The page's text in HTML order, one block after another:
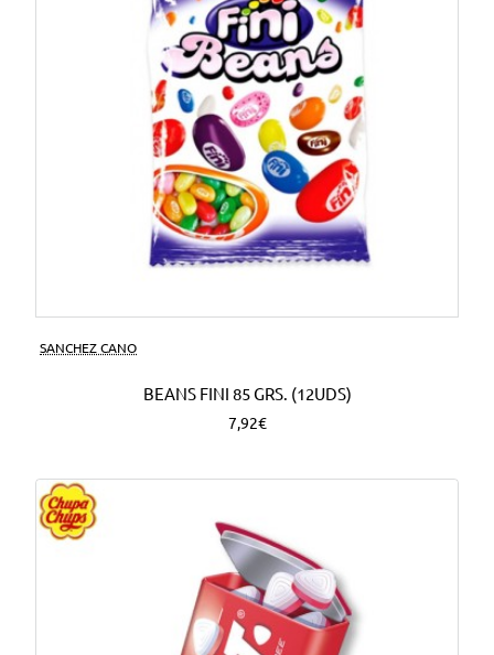
SANCHEZ CANO
BEANS FINI 85 GRS. (12UDS)
7,92€